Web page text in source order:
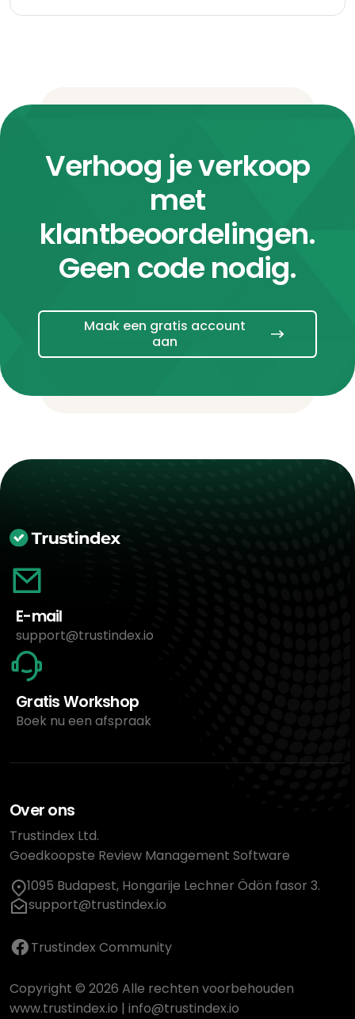
Verhoog je verkoop
met
klantbeoordelingen.
Geen code nodig.
Maak een gratis account
aan
E-mail
support@trustindex.io
Gratis Workshop
Boek nu een afspraak
Over ons
Trustindex Ltd.
Goedkoopste Review Management Software
1095 Budapest, Hongarije Lechner Ödön fasor 3.
support@trustindex.io
Trustindex Community
Copyright © 2026 Alle rechten voorbehouden
www.trustindex.io | info@trustindex.io